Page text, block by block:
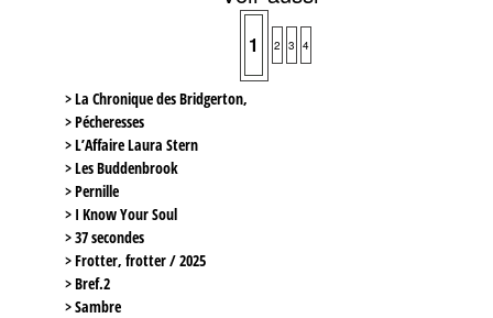
1 2 3 4
> La Chronique des Bridgerton,
> Pécheresses
> L’Affaire Laura Stern
> Les Buddenbrook
> Pernille
> I Know Your Soul
> 37 secondes
> Frotter, frotter / 2025
> Bref.2
> Sambre